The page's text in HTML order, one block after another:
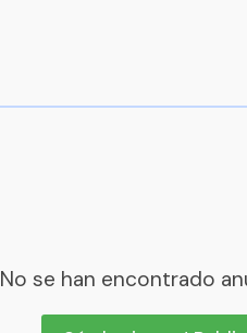
No se han encontrado